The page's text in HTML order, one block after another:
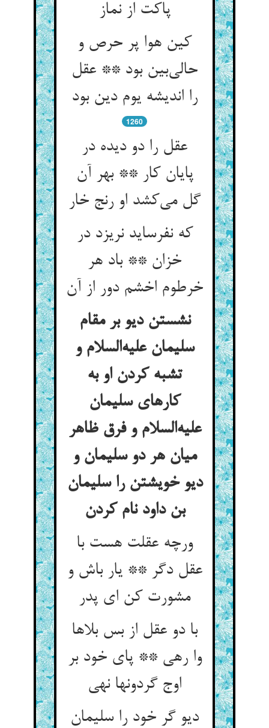
پاکت از نماز
کین هوا پر حرص و
حالی‌بین بود ** عقل
را اندیشه یوم دین بود
1260
عقل را دو دیده در
پایان کار ** بهر آن
گل می‌کشد او رنج خار
که نفرساید نریزد در
خزان ** باد هر
خرطوم اخشم دور از آن
نشستن دیو بر مقام
سلیمان علیه‌السلام و
تشبه کردن او به
کارهای سلیمان
علیه‌السلام و فرق ظاهر
میان هر دو سلیمان و
دیو خویشتن را سلیمان
بن داود نام کردن
ورچه عقلت هست با
عقل دگر ** یار باش و
مشورت کن ای پدر
با دو عقل از بس بلاها
وا رهی ** پای خود بر
اوج گردونها نهی
دیو گر خود را سلیمان